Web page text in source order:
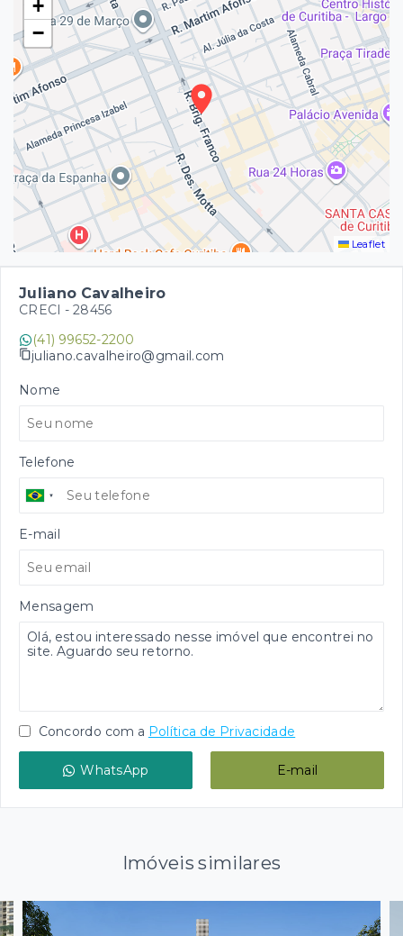
+
−
Leaflet
Juliano Cavalheiro
CRECI - 28456
(41) 99652-2200
juliano.cavalheiro@gmail.com
Nome
Telefone
E-mail
Mensagem
Concordo com a Política de Privacidade
WhatsApp E-mail
Imóveis similares